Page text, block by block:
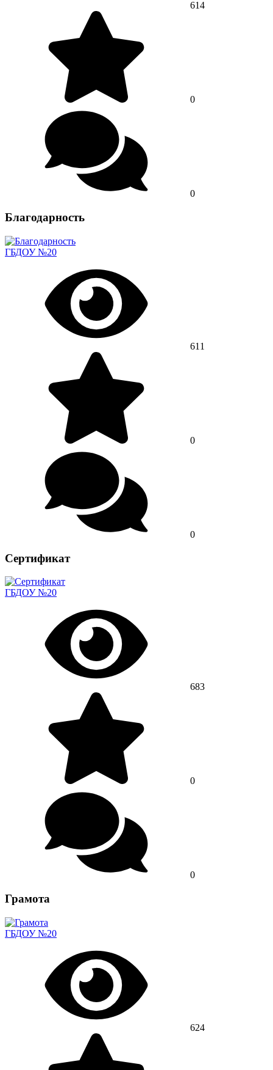
614
0
0
Благодарность
ГБДОУ №20
611
0
0
Сертификат
ГБДОУ №20
683
0
0
Грамота
ГБДОУ №20
624